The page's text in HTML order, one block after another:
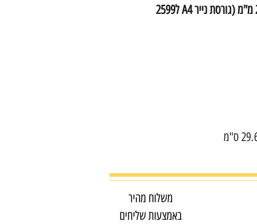
רמת אבטחה גבוהה DIN 4 פתיתים קטנים 2X12 מ"מ (גורסת נייר A4 ל2599
משלוח מהיר
באמצעות שליחים